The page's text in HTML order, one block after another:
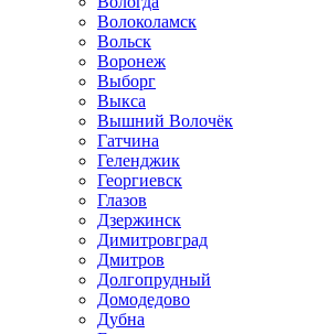
Волоколамск
Вольск
Воронеж
Выборг
Выкса
Вышний Волочёк
Гатчина
Геленджик
Георгиевск
Глазов
Дзержинск
Димитровград
Дмитров
Долгопрудный
Домодедово
Дубна